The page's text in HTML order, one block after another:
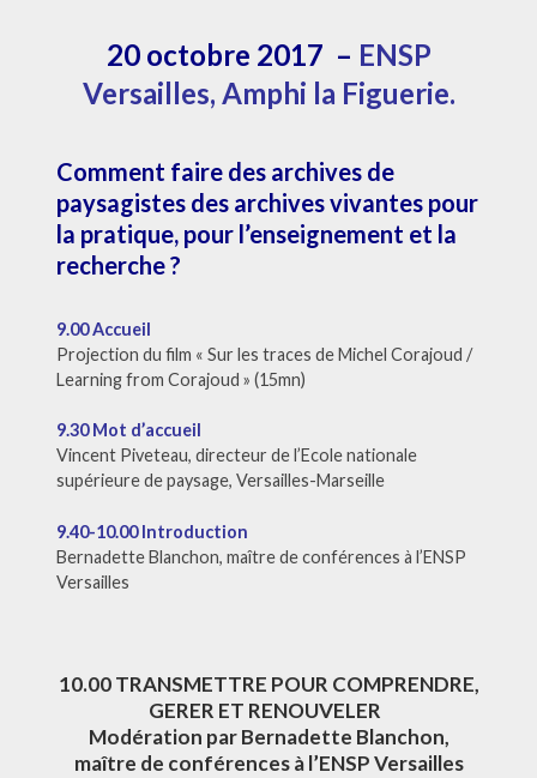
20 octobre 2017 – ENSP
Versailles, Amphi la Figuerie.
Comment faire des archives de
paysagistes des archives vivantes pour
la pratique, pour l’enseignement et la
recherche ?
9.00 Accueil
Projection du film « Sur les traces de Michel Corajoud /
Learning from Corajoud » (15mn)
9.30 Mot d’accueil
Vincent Piveteau, directeur de l’Ecole nationale
supérieure de paysage, Versailles-Marseille
9.40-10.00 Introduction
Bernadette Blanchon, maître de conférences à l’ENSP
Versailles
10.00 TRANSMETTRE POUR COMPRENDRE,
GERER ET RENOUVELER
Modération par Bernadette Blanchon,
maître de conférences à l’ENSP Versailles